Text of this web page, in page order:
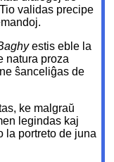
validas precipe
estis eble la
natura proza
ŝanceliĝas de
ke malgraŭ
legindas kaj
la portreto de juna